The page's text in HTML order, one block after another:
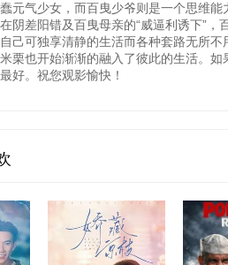
元气少女，而百曳少爷则是一个思维
阴差阳错及百曳母亲的“威逼利诱下”
己可独享清静的生活而各种套路无所
栗也开始渐渐的融入了彼此的生活。
好。祝您观影愉快！